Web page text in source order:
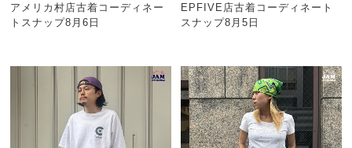
アメリカ村店古着コーディネー
トスナップ8月6日
EPFIVE店古着コーディネート
スナップ8月5日